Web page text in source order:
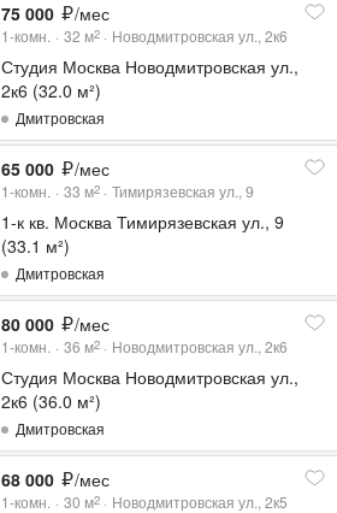
75 000 /мес
1-комн. 32 м2 Новодмитровская ул., 2к6
Студия Москва Новодмитровская ул.,
2к6 (32.0 м²)
Дмитровская
65 000 /мес
1-комн. 33 м2 Тимирязевская ул., 9
1-к кв. Москва Тимирязевская ул., 9
(33.1 м²)
Дмитровская
80 000 /мес
1-комн. 36 м2 Новодмитровская ул., 2к6
Студия Москва Новодмитровская ул.,
2к6 (36.0 м²)
Дмитровская
68 000 /мес
1-комн. 30 м2 Новодмитровская ул., 2к5